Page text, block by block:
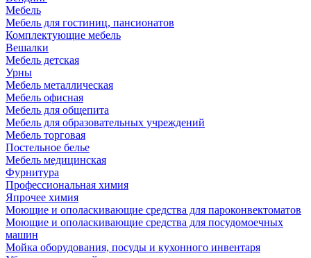
Мебель
Мебель для гостиниц, пансионатов
Комплектующие мебель
Вешалки
Мебель детская
Урны
Мебель металлическая
Мебель офисная
Мебель для общепита
Мебель для образовательных учреждений
Мебель торговая
Постельное белье
Мебель медицинская
Фурнитура
Профессиональная химия
Япрочее химия
Моющие и ополаскивающие средства для пароконвектоматов
Моющие и ополаскивающие средства для посудомоечных
машин
Мойка оборудования, посуды и кухонного инвентаря